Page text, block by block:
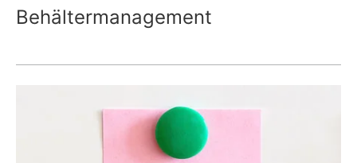
Behältermanagement